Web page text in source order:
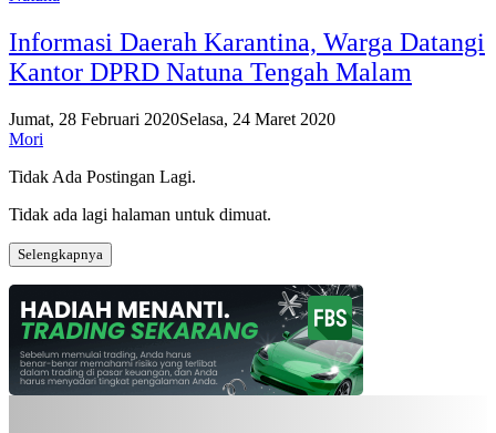
Informasi Daerah Karantina, Warga Datangi
Kantor DPRD Natuna Tengah Malam
Jumat, 28 Februari 2020Selasa, 24 Maret 2020
Mori
Tidak Ada Postingan Lagi.
Tidak ada lagi halaman untuk dimuat.
Selengkapnya